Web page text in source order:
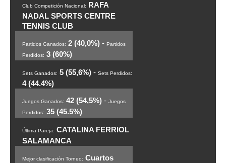
Club Competición Nacional: RAFA
NADAL SPORTS CENTRE
TENNIS CLUB
Partidos Ganados: 2 (40,0%) - Partidos
Perdidos: 3 (60%)
Sets Ganados: 5 (55,6%) - Sets Perdidos:
4 (44.4%)
Juegos Ganados: 42 (54,5%) - Juegos
Perdidos: 35 (45.5%)
Última Pareja: CATALINA FERRIOL
SALAMANCA
Mejor clasificación Torneo: Cuartos